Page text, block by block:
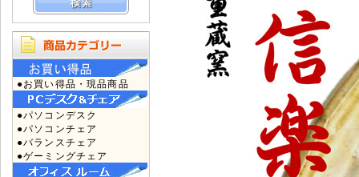
●お買い得品・現品商品
●パソコンデスク
●パソコンチェア
●バランスチェア
●ゲーミングチェア